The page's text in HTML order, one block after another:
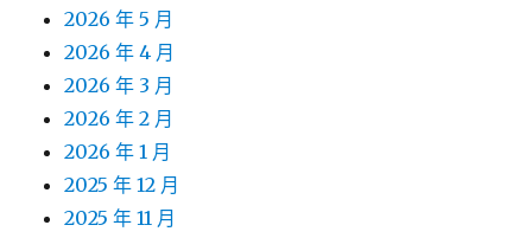
2026 年 5 月
2026 年 4 月
2026 年 3 月
2026 年 2 月
2026 年 1 月
2025 年 12 月
2025 年 11 月